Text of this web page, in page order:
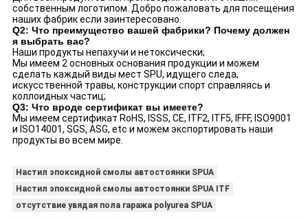
собственным логотипом. Добро пожаловать для посещения
наших фабрик если заинтересовано.
Q2: Что преимущество вашей фабрики? Почему должен
я выбрать вас?
Наши продукты непахучи и нетоксически;
Мы имеем 2 основных основания продукции и можем
сделать каждый виды мест SPU, идущего следа,
искусственной травы, конструкции спорт справляясь и
коллоидных частиц;
Q3: Что вроде сертификат вы имеете?
Мы имеем сертификат RoHS, ISSS, CE, ITF2, ITF5, IFFF, ISO9001
и ISO14001, SGS, ASG, etc и можем экспортировать наши
продукты во всем мире.
Настил эпоксидной смолы автостоянки SPUA
Настил эпоксидной смолы автостоянки SPUA ITF
отсутствие увядая пола гаража polyurea SPUA